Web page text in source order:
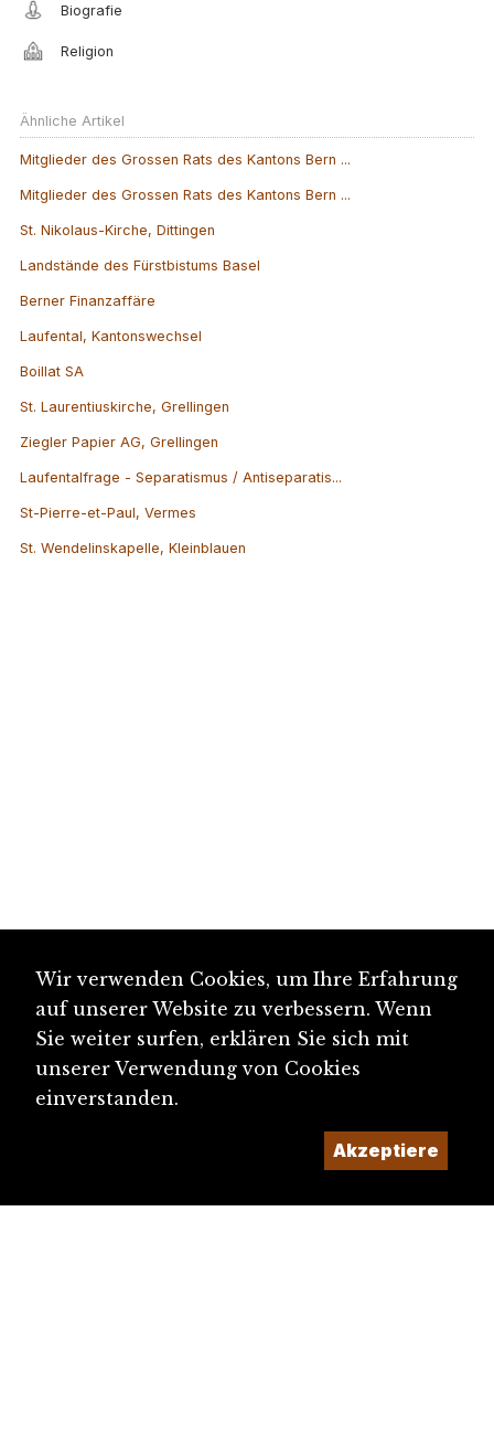
Biografie
Religion
Ähnliche Artikel
Mitglieder des Grossen Rats des Kantons Bern ...
Mitglieder des Grossen Rats des Kantons Bern ...
St. Nikolaus-Kirche, Dittingen
Landstände des Fürstbistums Basel
Berner Finanzaffäre
Laufental, Kantonswechsel
Boillat SA
St. Laurentiuskirche, Grellingen
Ziegler Papier AG, Grellingen
Laufentalfrage - Separatismus / Antiseparatis...
St-Pierre-et-Paul, Vermes
St. Wendelinskapelle, Kleinblauen
Wir verwenden Cookies, um Ihre Erfahrung
auf unserer Website zu verbessern. Wenn
Sie weiter surfen, erklären Sie sich mit
unserer Verwendung von Cookies
einverstanden.
Akzeptiere